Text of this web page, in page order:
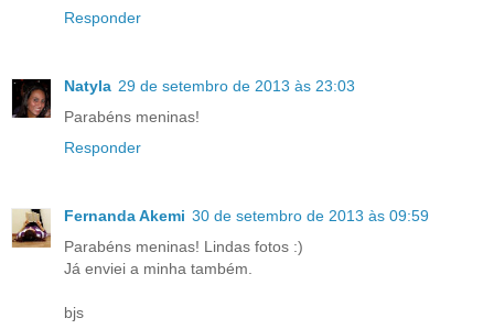
Responder
Natyla 29 de setembro de 2013 às 23:03
Parabéns meninas!
Responder
Fernanda Akemi 30 de setembro de 2013 às 09:59
Parabéns meninas! Lindas fotos :)
Já enviei a minha também.
bjs